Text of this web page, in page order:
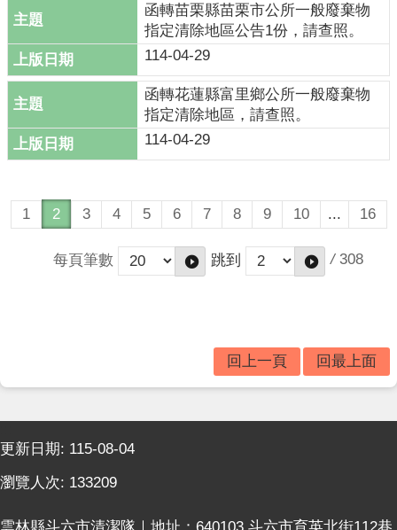
函轉苗栗縣苗栗市公所一般廢棄物
指定清除地區公告1份，請查照。
114-04-29
函轉花蓮縣富里鄉公所一般廢棄物
指定清除地區，請查照。
114-04-29
1 2 3 4 5 6 7 8 9 10 ... 16
每頁筆數 跳到 / 308
回上一頁 回最上面
更新日期: 115-08-04
瀏覽人次: 133209
雲林縣斗六市清潔隊｜地址：640103 斗六市育英北街112巷